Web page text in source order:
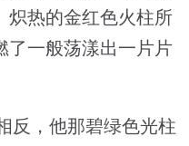
炽热的金红色火柱所
了一般荡漾出一片片
，他那碧绿色光柱